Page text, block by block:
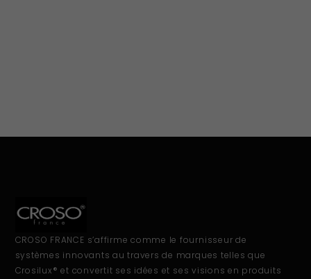
CROSO FRANCE s’affirme comme le fournisseur de
systèmes innovants au travers de marques telles que
Crosilux® et convertit ses idées et ses visions en produits